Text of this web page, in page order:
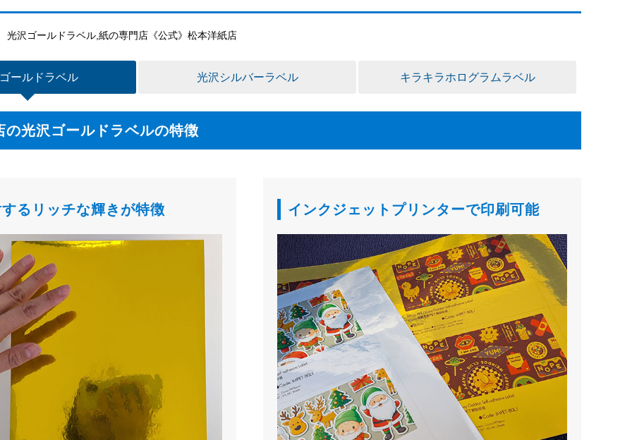
沢ゴールドラベル,紙の専門店《公式》松本洋紙店
ールドラベル 光沢シルバーラベル キラキラホログラムラベル
の光沢ゴールドラベルの特徴
るリッチな輝きが特徴 インクジェットプリンターで印刷可能